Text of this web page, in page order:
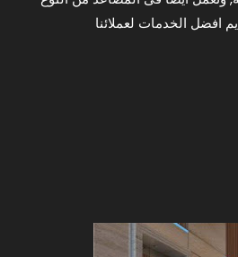
افضل الخدمات لعملائنا